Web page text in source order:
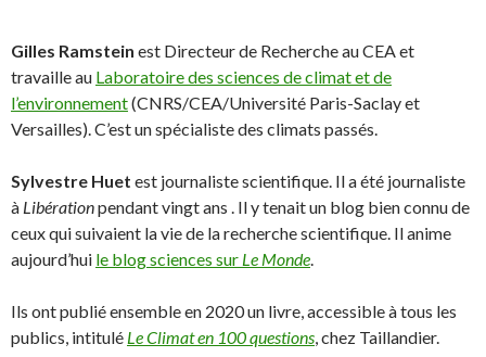
Gilles Ramstein est Directeur de Recherche au CEA et
travaille au Laboratoire des sciences de climat et de
l’environnement(CNRS/CEA/Université Paris-Saclay et
Versailles). C’est un spécialiste des climats passés.
Sylvestre Huet est journaliste scientifique. Il a été journaliste
à Libérationpendant vingt ans . Il y tenait un blog bien connu de
ceux qui suivaient la vie de la recherche scientifique. Il anime
aujourd’hui le blog sciences sur Le Monde.
Ils ont publié ensemble en 2020 un livre, accessible à tous les
publics, intitulé Le Climat en 100 questions, chez Taillandier.